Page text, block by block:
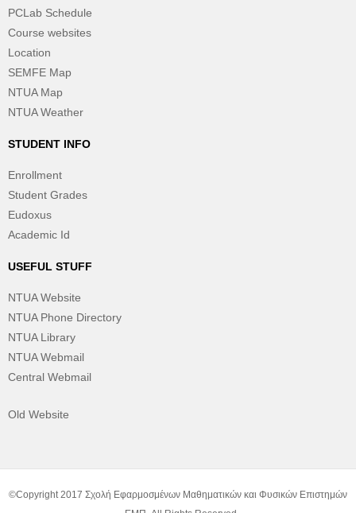
PCLab Schedule
Course websites
Location
SEMFE Map
NTUA Map
NTUA Weather
STUDENT INFO
Enrollment
Student Grades
Eudoxus
Academic Id
USEFUL STUFF
NTUA Website
NTUA Phone Directory
NTUA Library
NTUA Webmail
Central Webmail
Old Website
©Copyright 2017 Σχολή Εφαρμοσμένων Μαθηματικών και Φυσικών Επιστημών